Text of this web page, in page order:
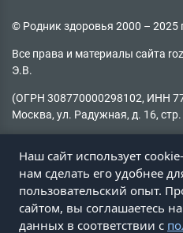
© Родник здоровья 2000 – 2025
Все права и материалы сайта
Э.В.
(ОГРН 308770000298102, ИНН
Москва, ул. Радужная, д. 16, стр.
запрещено
Не нашли информацию на сайте?
Пишите наclient@roz.ru
Наш сайт использует
нам сделать его удобнее
пользовательский опыт.
сайтом, вы соглашаетесь
данных в соответствии с